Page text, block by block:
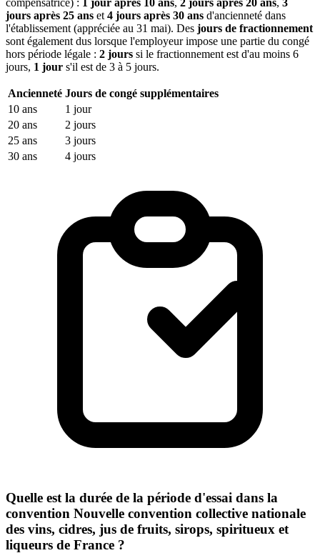
compensatrice) : 1 jour après 10 ans, 2 jours après 20 ans, 3
jours après 25 ans et 4 jours après 30 ans d'ancienneté dans
l'établissement (appréciée au 31 mai). Des jours de fractionnement
sont également dus lorsque l'employeur impose une partie du congé
hors période légale : 2 jours si le fractionnement est d'au moins 6
jours, 1 jour s'il est de 3 à 5 jours.
Ancienneté Jours de congé supplémentaires
10 ans
1 jour
20 ans
2 jours
25 ans
3 jours
30 ans
4 jours
Quelle est la durée de la période d'essai dans la
convention Nouvelle convention collective nationale
des vins, cidres, jus de fruits, sirops, spiritueux et
liqueurs de France ?